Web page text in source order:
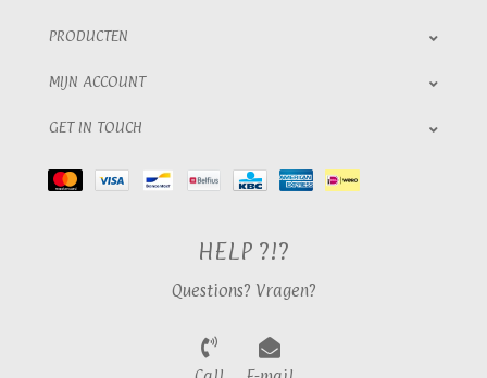
PRODUCTEN
MIJN ACCOUNT
GET IN TOUCH
HELP ?!?
Questions? Vragen?